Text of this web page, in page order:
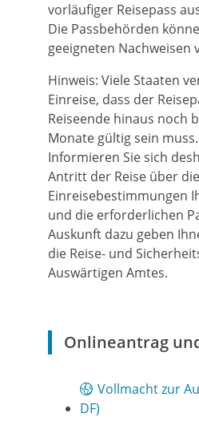
vorläufiger Reisepass
Die Passbehörden
geeigneten Nachweisen
Hinweis: Viele Staaten
Einreise, dass der
Reiseende hinaus noch
Monate gültig sein muss.
Informieren Sie sich
Antritt der Reise über
Einreisebestimmungen
und die erforderlichen
Auskunft dazu geben
die Reise- und
Auswärtigen Amtes.
Onlineantrag
Vollmacht zur
DF)